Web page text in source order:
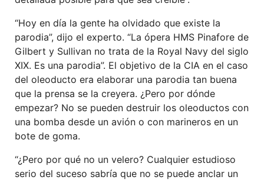
“Hoy en día la gente ha olvidado que existe la
parodia”, dijo el experto. “La ópera HMS Pinafore de
Gilbert y Sullivan no trata de la Royal Navy del siglo
XIX. Es una parodia”. El objetivo de la CIA en el caso
del oleoducto era elaborar una parodia tan buena
que la prensa se la creyera. ¿Pero por dónde
empezar? No se pueden destruir los oleoductos con
una bomba desde un avión o con marineros en un
bote de goma.
“¿Pero por qué no un velero? Cualquier estudioso
serio del suceso sabría que no se puede anclar un